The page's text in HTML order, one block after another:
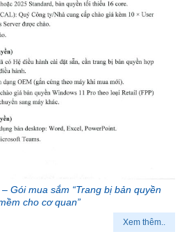
Gói mua sắm “Trang bị bản quyền
cho cơ quan”
Xem thêm..